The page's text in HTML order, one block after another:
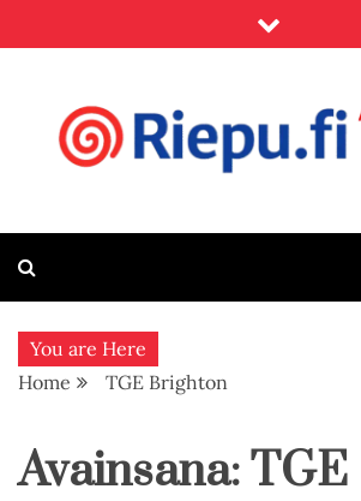
to
Riepu.fi
You are Here
Home
TGE Brighton
Avainsana:TGE